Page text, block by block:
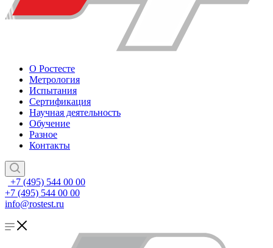
О Ростесте
Метрология
Испытания
Сертификация
Научная деятельность
Обучение
Разное
Контакты
+7 (495) 544 00 00
+7 (495) 544 00 00
info@rostest.ru